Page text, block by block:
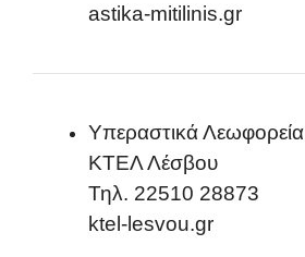
astika-mitilinis.gr
Υπεραστικά Λεωφορεία
ΚΤΕΛ Λέσβου
Τηλ. 22510 28873
ktel-lesvou.gr